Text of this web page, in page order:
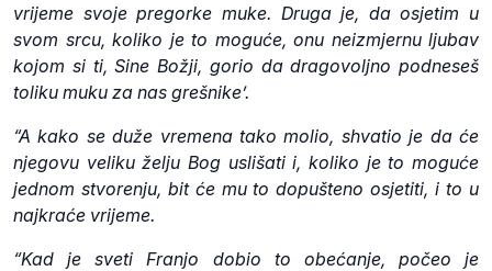
vrijeme svoje pregorke muke. Druga je, da osjetim u
svom srcu, koliko je to moguće, onu neizmjernu ljubav
kojom si ti, Sine Božji, gorio da dragovoljno podneseš
toliku muku za nas grešnike’.
“A kako se duže vremena tako molio, shvatio je da će
njegovu veliku želju Bog uslišati i, koliko je to moguće
jednom stvorenju, bit će mu to dopušteno osjetiti, i to u
najkraće vrijeme.
“Kad je sveti Franjo dobio to obećanje, počeo je